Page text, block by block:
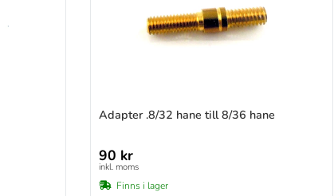
Adapter .8/32 hane till 8/36 hane
90 kr
inkl. moms
Finns i lager